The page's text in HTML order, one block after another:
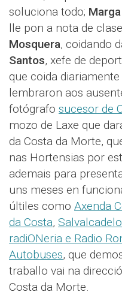
soluciona todo;
lle pon a nota de
Mosquera, coidando
Santos, xefe de
que coida
lembraron aos
fotógrafo sucesor de
mozo de Laxe que
da Costa da Morte,
nas Hortensias por
ademais para
uns meses en
últiles como Axenda
da Costa,
radiONeria e Radio
Autobuses, que
traballo vai na
Costa da Morte.